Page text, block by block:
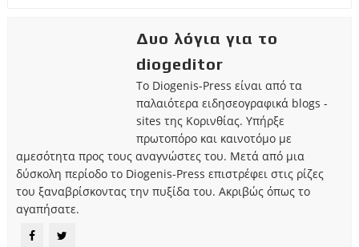
Δυο λόγια για το
diogeditor
Το Diogenis-Press είναι από τα
παλαιότερα ειδησεογραφικά blogs -
sites της Κορινθίας. Υπήρξε
πρωτοπόρο και καινοτόμο με
αμεσότητα προς τους αναγνώστες του. Μετά από μια
δύσκολη περίοδο το Diogenis-Press επιστρέφει στις ρίζες
του ξαναβρίσκοντας την πυξίδα του. Ακριβώς όπως το
αγαπήσατε.